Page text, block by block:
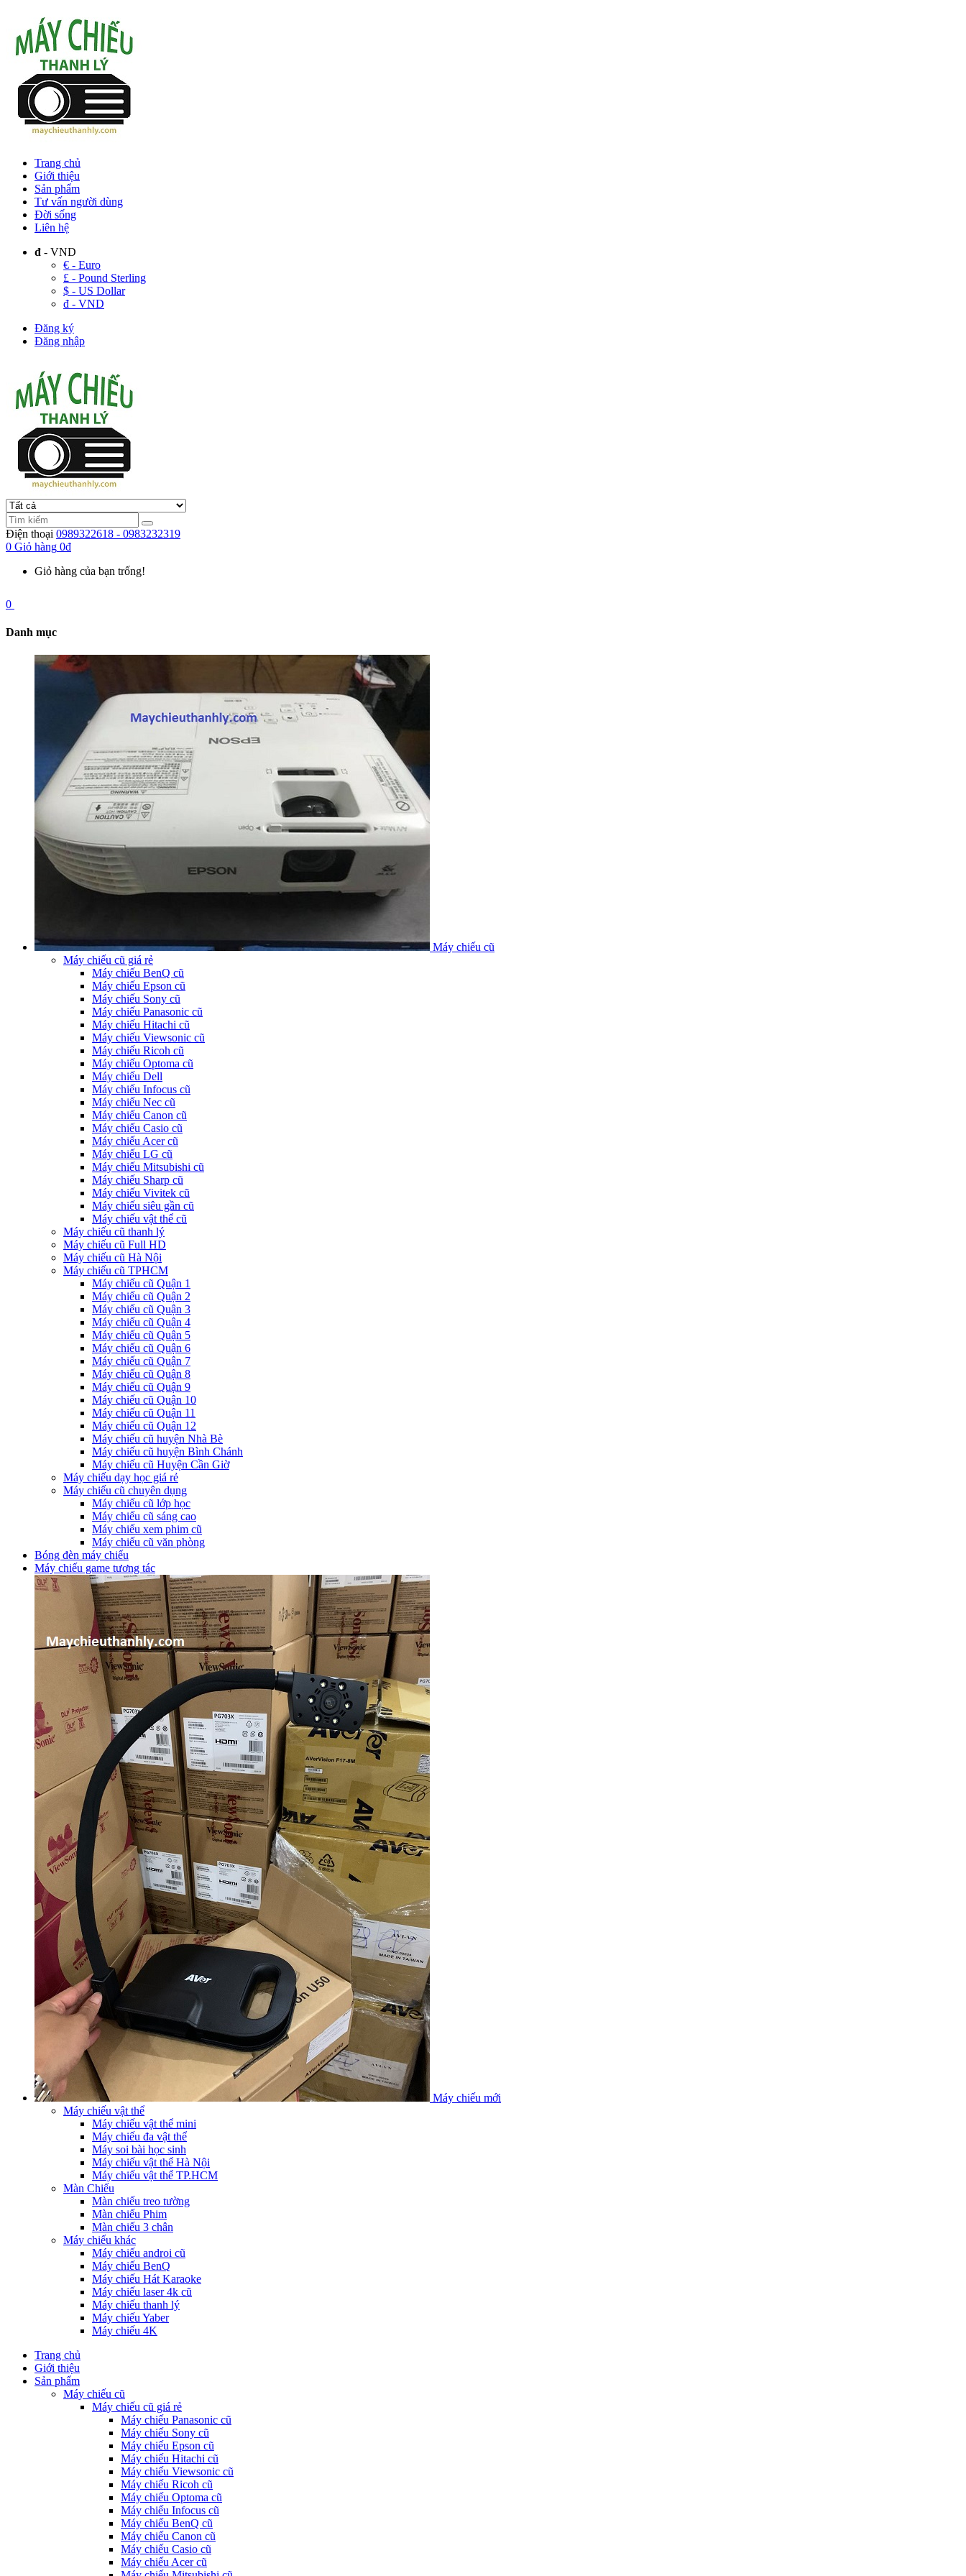
Trang chủ
Giới thiệu
Sản phẩm
Tư vấn người dùng
Đời sống
Liên hệ
đ - VND
€ - Euro
£ - Pound Sterling
$ - US Dollar
đ - VND
Đăng ký
Đăng nhập
Điện thoại 0989322618 - 0983232319
0 Giỏ hàng 0đ
Giỏ hàng của bạn trống!
0
Danh mục
Máy chiếu cũ
Máy chiếu cũ giá rẻ
Máy chiếu BenQ cũ
Máy chiếu Epson cũ
Máy chiếu Sony cũ
Máy chiếu Panasonic cũ
Máy chiếu Hitachi cũ
Máy chiếu Viewsonic cũ
Máy chiếu Ricoh cũ
Máy chiếu Optoma cũ
Máy chiếu Dell
Máy chiếu Infocus cũ
Máy chiếu Nec cũ
Máy chiếu Canon cũ
Máy chiếu Casio cũ
Máy chiếu Acer cũ
Máy chiếu LG cũ
Máy chiếu Mitsubishi cũ
Máy chiếu Sharp cũ
Máy chiếu Vivitek cũ
Máy chiếu siêu gần cũ
Máy chiếu vật thể cũ
Máy chiếu cũ thanh lý
Máy chiếu cũ Full HD
Máy chiếu cũ Hà Nội
Máy chiếu cũ TPHCM
Máy chiếu cũ Quận 1
Máy chiếu cũ Quận 2
Máy chiếu cũ Quận 3
Máy chiếu cũ Quận 4
Máy chiếu cũ Quận 5
Máy chiếu cũ Quận 6
Máy chiếu cũ Quận 7
Máy chiếu cũ Quận 8
Máy chiếu cũ Quận 9
Máy chiếu cũ Quận 10
Máy chiếu cũ Quận 11
Máy chiếu cũ Quận 12
Máy chiếu cũ huyện Nhà Bè
Máy chiếu cũ huyện Bình Chánh
Máy chiếu cũ Huyện Cần Giờ
Máy chiếu dạy học giá rẻ
Máy chiếu cũ chuyên dụng
Máy chiếu cũ lớp học
Máy chiếu cũ sáng cao
Máy chiếu xem phim cũ
Máy chiếu cũ văn phòng
Bóng đèn máy chiếu
Máy chiếu game tương tác
Máy chiếu mới
Máy chiếu vật thể
Máy chiếu vật thể mini
Máy chiếu đa vật thể
Máy soi bài học sinh
Máy chiếu vật thể Hà Nội
Máy chiếu vật thể TP.HCM
Màn Chiếu
Màn chiếu treo tường
Màn chiếu Phim
Màn chiếu 3 chân
Máy chiếu khác
Máy chiếu androi cũ
Máy chiếu BenQ
Máy chiếu Hát Karaoke
Máy chiếu laser 4k cũ
Máy chiếu thanh lý
Máy chiếu Yaber
Máy chiếu 4K
Trang chủ
Giới thiệu
Sản phẩm
Máy chiếu cũ
Máy chiếu cũ giá rẻ
Máy chiếu Panasonic cũ
Máy chiếu Sony cũ
Máy chiếu Epson cũ
Máy chiếu Hitachi cũ
Máy chiếu Viewsonic cũ
Máy chiếu Ricoh cũ
Máy chiếu Optoma cũ
Máy chiếu Infocus cũ
Máy chiếu BenQ cũ
Máy chiếu Canon cũ
Máy chiếu Casio cũ
Máy chiếu Acer cũ